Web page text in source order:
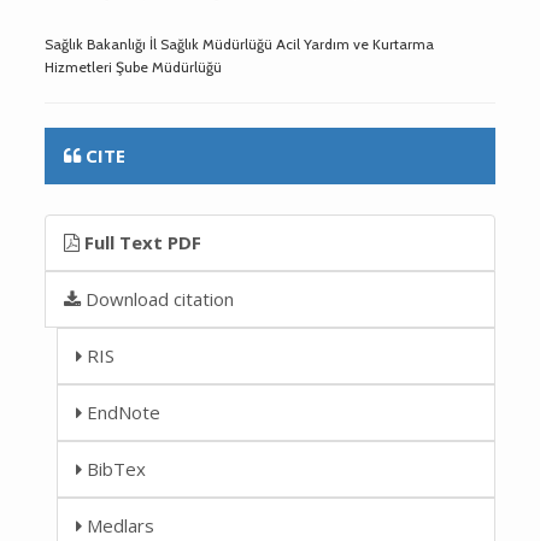
Sağlık Bakanlığı İl Sağlık Müdürlüğü Acil Yardım ve Kurtarma
Hizmetleri Şube Müdürlüğü
CITE
Full Text PDF
Download citation
RIS
EndNote
BibTex
Medlars